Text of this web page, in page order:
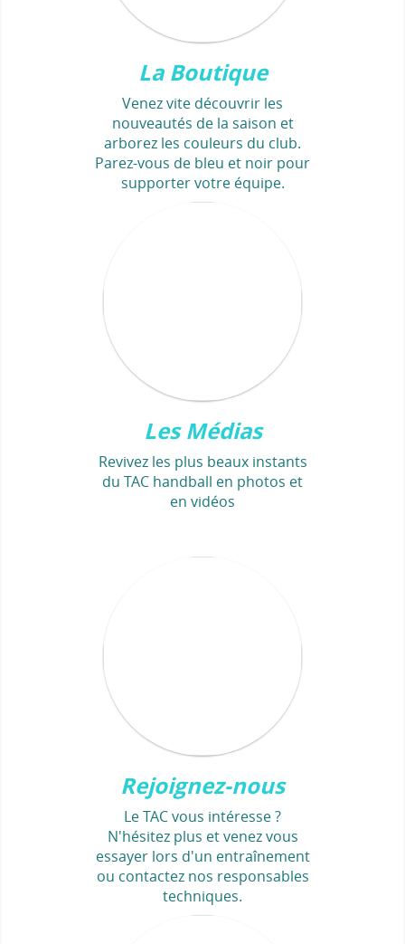
La Boutique
Venez vite découvrir les
nouveautés de la saison et
arborez les couleurs du club.
Parez-vous de bleu et noir pour
supporter votre équipe.
Les Médias
Revivez les plus beaux instants
du TAC handball en photos et
en vidéos
Rejoignez-nous
Le TAC vous intéresse ?
N'hésitez plus et venez vous
essayer lors d'un entraînement
ou contactez nos responsables
techniques.